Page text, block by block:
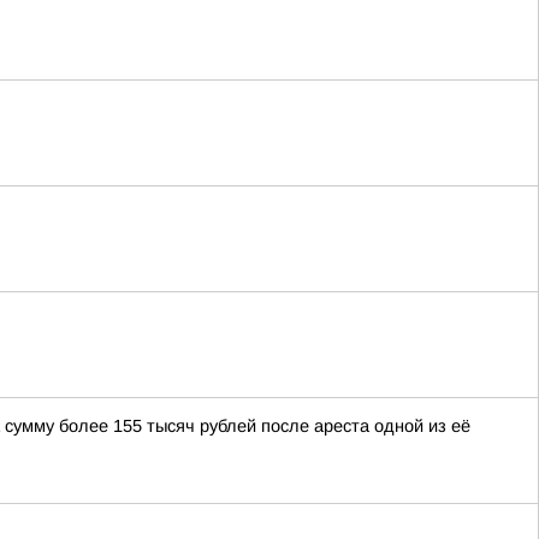
более 155 тысяч рублей после ареста одной из её